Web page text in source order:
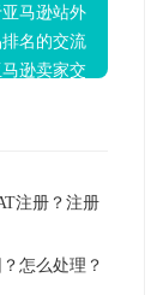
马逊站外
名的交流
逊卖家交
注册？注册
怎么处理？